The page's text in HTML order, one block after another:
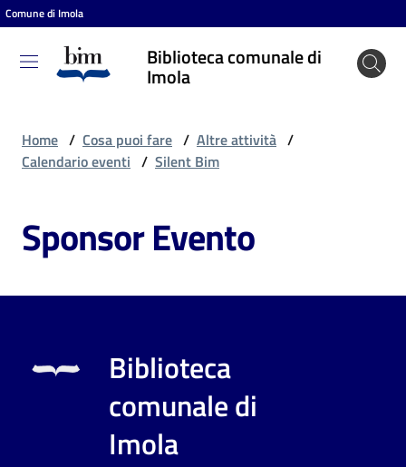
Vai al contenuto
Vai alla navigazione
Vai al footer
Comune di Imola
Biblioteca comunale di
Imola
Biblioteca
comunale
puoi
Home / Cosa puoi fare / Altre attività /
Calendario eventi / Silent Bim
Sponsor Evento
Biblioteca
comunale di
Imola